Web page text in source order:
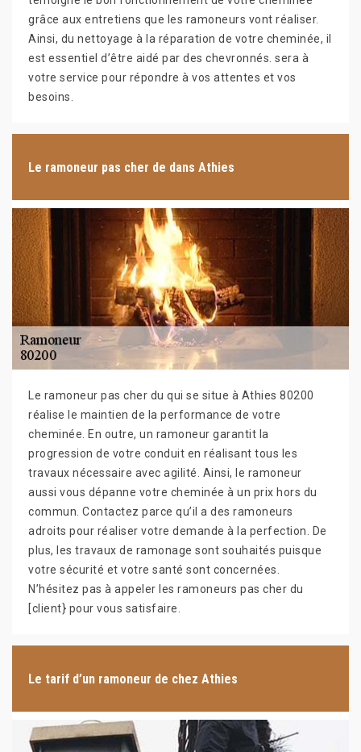
grâce aux entretiens que les ramoneurs vont réaliser.
Ainsi, du nettoyage à la réparation de votre cheminée, il
est essentiel d’être aidé par des chevronnés. sera à
votre service pour répondre à vos attentes et vos
besoins.
Le ramoneur pas cher de dans Athies
Le ramoneur pas cher du qui se situe à Athies 80200
réalise le maintien de la performance de votre
cheminée. En outre, un ramoneur garantit la
progression de votre conduit en réalisant tous les
travaux nécessaire avec agilité. Ainsi, le ramoneur
aussi vous dépanne votre cheminée à un prix hors du
commun. Contactez parce qu’il a des ramoneurs
adroits pour réaliser votre demande à la perfection. De
plus, les travaux de ramonage sont souhaités puisque
votre sécurité et votre santé sont concernées.
N’hésitez pas à appeler les ramoneurs pas cher du
[client} pour vous satisfaire.
Le tarif d’un ramoneur de chez Athies